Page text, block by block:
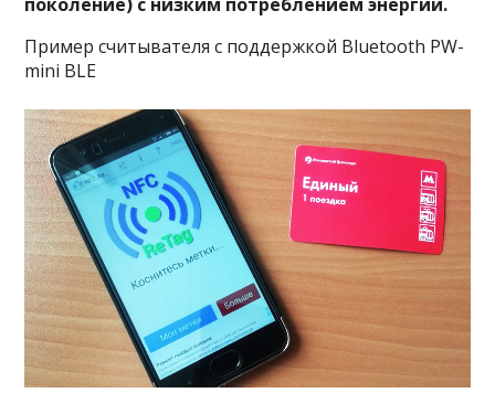
Пример считывателя с поддержкой Bluetooth PW-
mini BLE